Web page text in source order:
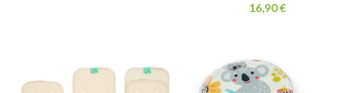
16,90€